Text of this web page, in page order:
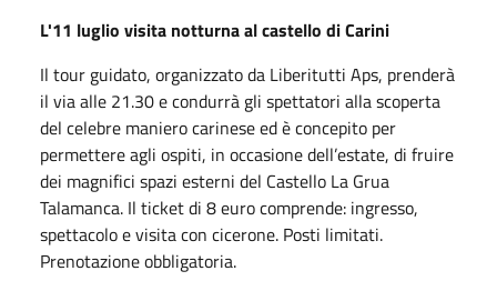
L'11 luglio visita notturna al castello di Carini
Il tour guidato, organizzato da Liberitutti Aps, prenderà
il via alle 21.30 e condurrà gli spettatori alla scoperta
del celebre maniero carinese ed è concepito per
permettere agli ospiti, in occasione dell’estate, di fruire
dei magnifici spazi esterni del Castello La Grua
Talamanca. Il ticket di 8 euro comprende: ingresso,
spettacolo e visita con cicerone. Posti limitati.
Prenotazione obbligatoria.